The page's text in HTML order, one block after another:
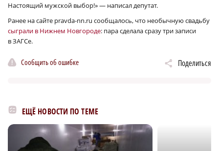
Настоящий мужской выбор!» — написал депутат.
Ранее на сайте pravda-nn.ru сообщалось, что необычную свадьбу
сыграли в Нижнем Новгороде: пара сделала сразу три записи
в ЗАГСе.
Сообщить об ошибке Поделиться
ЕЩЁ НОВОСТИ ПО ТЕМЕ